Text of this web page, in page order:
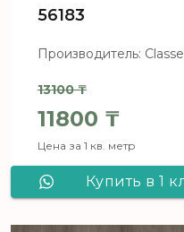
56183
Производитель:
13100₸
11800 ₸
Текущая
Цена за 1 кв. метр
Купить в 1